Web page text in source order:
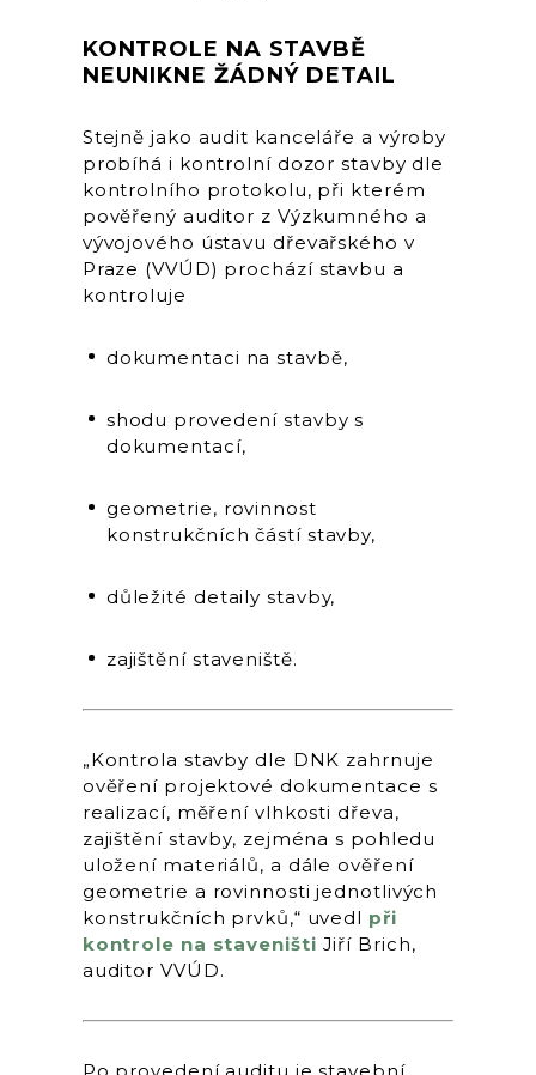
KONTROLE NA STAVBĚ
NEUNIKNE ŽÁDNÝ DETAIL
Stejně jako audit kanceláře a výroby
probíhá i kontrolní dozor stavby dle
kontrolního protokolu, při kterém
pověřený auditor z Výzkumného a
vývojového ústavu dřevařského v
Praze (VVÚD) prochází stavbu a
kontroluje
dokumentaci na stavbě,
shodu provedení stavby s
dokumentací,
geometrie, rovinnost
konstrukčních částí stavby,
důležité detaily stavby,
zajištění staveniště.
„Kontrola stavby dle DNK zahrnuje
ověření projektové dokumentace s
realizací, měření vlhkosti dřeva,
zajištění stavby, zejména s pohledu
uložení materiálů, a dále ověření
geometrie a rovinnosti jednotlivých
konstrukčních prvků,“ uvedl při
kontrole na staveništi Jiří Brich,
auditor VVÚD.